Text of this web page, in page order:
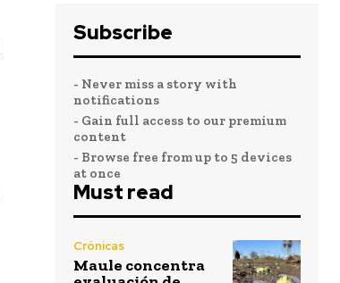
Subscribe
- Never miss a story with
notifications
- Gain full access to our premium
content
- Browse free from up to 5 devices
at once
Must read
Crónicas
Maule concentra